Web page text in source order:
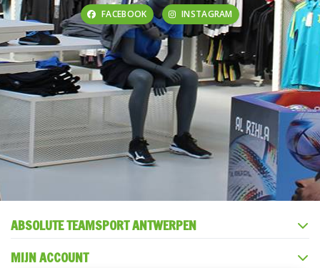
FACEBOOK INSTAGRAM
ABSOLUTE TEAMSPORT ANTWERPEN
MIJN ACCOUNT